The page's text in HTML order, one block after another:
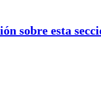
sobre esta